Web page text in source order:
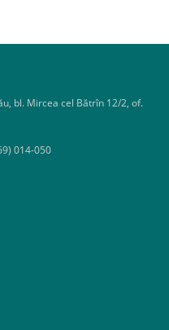
bl. Mircea cel Bătrîn 12/2, of.
014-050